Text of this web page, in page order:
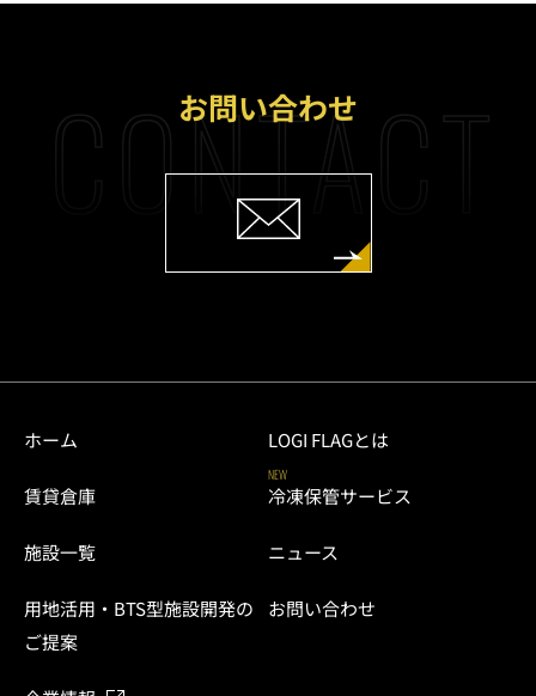
お問い合わせ
ホーム LOGI FLAGとは
賃貸倉庫
NEW
冷凍保管サービス
施設一覧 ニュース
用地活用・BTS型施設開発の
ご提案
お問い合わせ